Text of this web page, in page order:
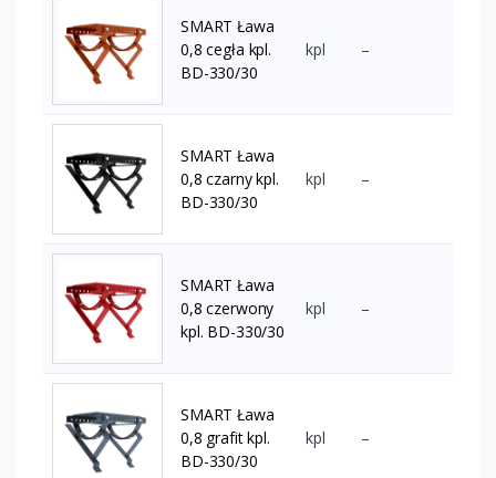
SMART Ława
0,8 cegła kpl.
BD-330/30
kpl –
SMART Ława
0,8 czarny kpl.
BD-330/30
kpl –
SMART Ława
0,8 czerwony
kpl. BD-330/30
kpl –
SMART Ława
0,8 grafit kpl.
BD-330/30
kpl –